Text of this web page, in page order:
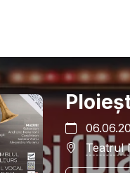
Teatrul